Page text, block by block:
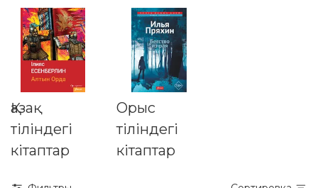
Қазақ
тіліндегі
кітаптар
Орыс
тіліндегі
кітаптар